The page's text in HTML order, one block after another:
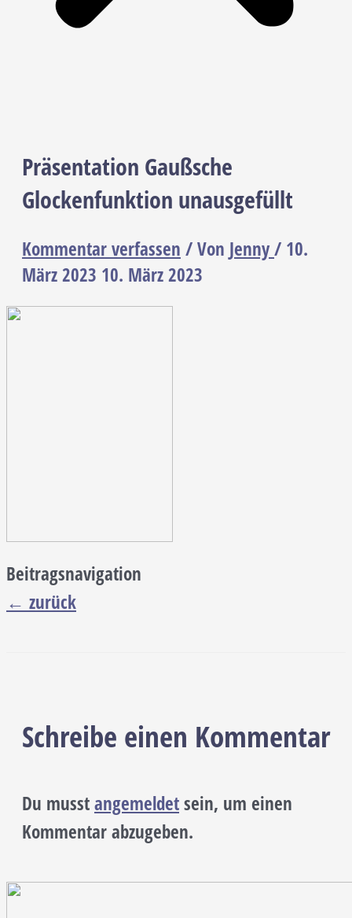
Präsentation Gaußsche
Glockenfunktion unausgefüllt
Kommentar verfassen / Von Jenny/ 10.
März 2023 10. März 2023
Beitragsnavigation
← zurück
Schreibe einen Kommentar
Du musstangemeldetsein, um einen
Kommentar abzugeben.